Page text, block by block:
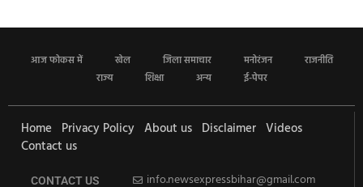
आज फोकस में खेल जिला समाचार मनोरंजन
राजनीति
राज्य
शिक्षा अन्य ई-पेपर
Home Privacy Policy About us Disclaimer Videos
Contact us
CONTACT US info.newsexpressbihar@gmail.com